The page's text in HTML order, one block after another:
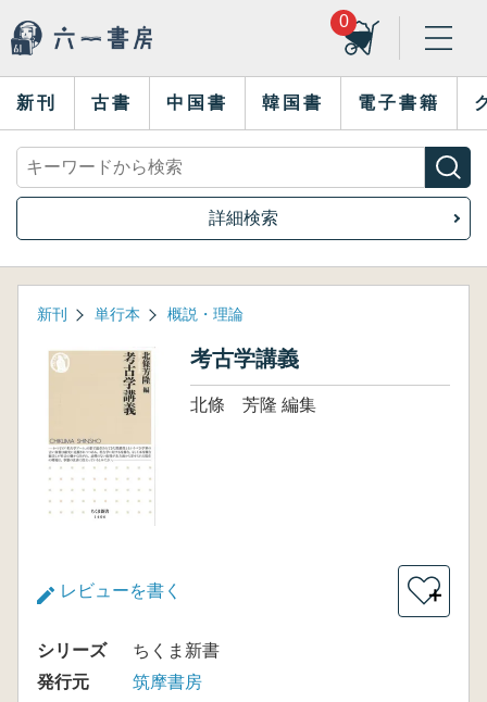
0
新刊 古書 中国書 韓国書 電子書籍
詳細検索
新刊 単行本 概説・理論
考古学講義
北條 芳隆 編集
レビューを書く ＋
シリーズ
ちくま新書
発行元
筑摩書房